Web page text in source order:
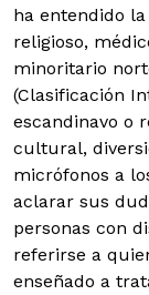
ha entendido
religioso,
minoritario
(Clasificación
escandinavo o
cultural,
micrófonos a
aclarar sus
personas con
referirse a
enseñado a